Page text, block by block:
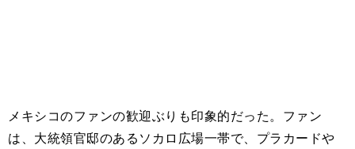
メキシコのファンの歓迎ぶりも印象的だった。ファン
は、大統領官邸のあるソカロ広場一帯で、プラカードや